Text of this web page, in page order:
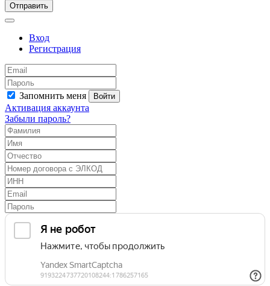
Отправить
Вход
Регистрация
Запомнить меня Войти
Активация аккаунта
Забыли пароль?